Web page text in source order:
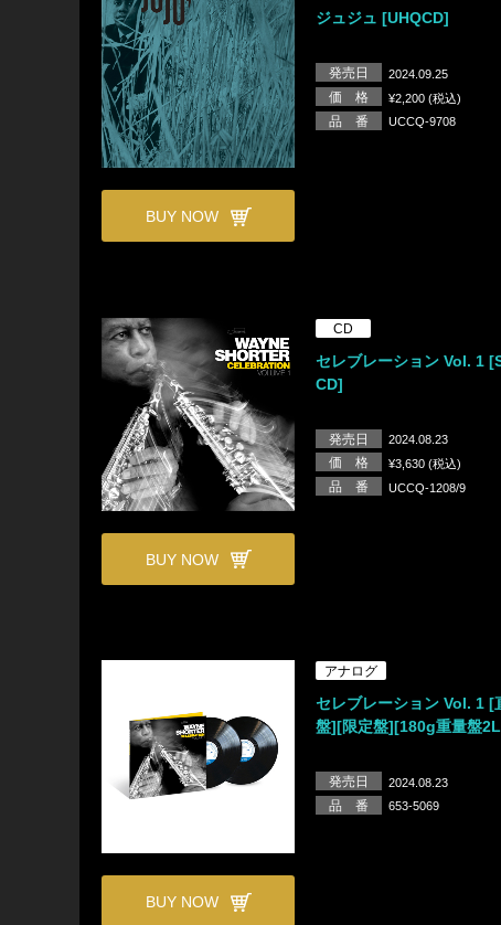
BUY NOW
ジュジュ [UHQCD]
発売日 2024.09.25
価 格 ¥2,200 (税込)
品 番 UCCQ-9708
BUY NOW
CD
セレブレーション Vol. 1
CD]
発売日 2024.08.23
価 格 ¥3,630 (税込)
品 番 UCCQ-1208/9
BUY NOW
アナログ
セレブレーション Vol. 1 [
盤][限定盤][180g重量盤
発売日 2024.08.23
品 番 653-5069